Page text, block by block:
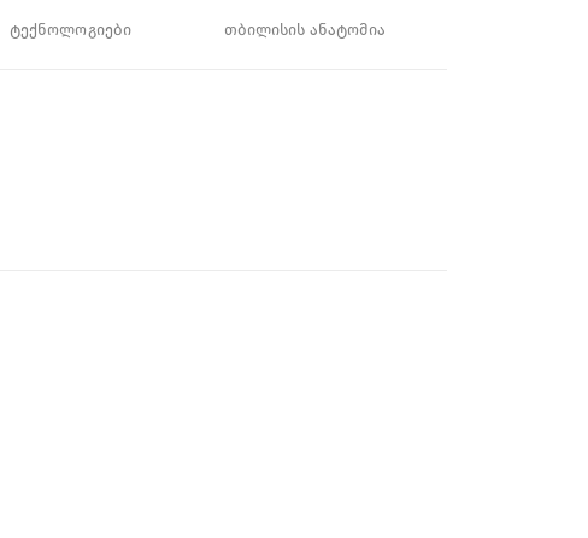
ტექნოლოგიები თბილისის ანატომია